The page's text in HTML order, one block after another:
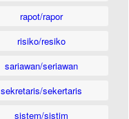
rapot/rapor
risiko/resiko
sariawan/seriawan
sekretaris/sekertaris
sistem/sistim